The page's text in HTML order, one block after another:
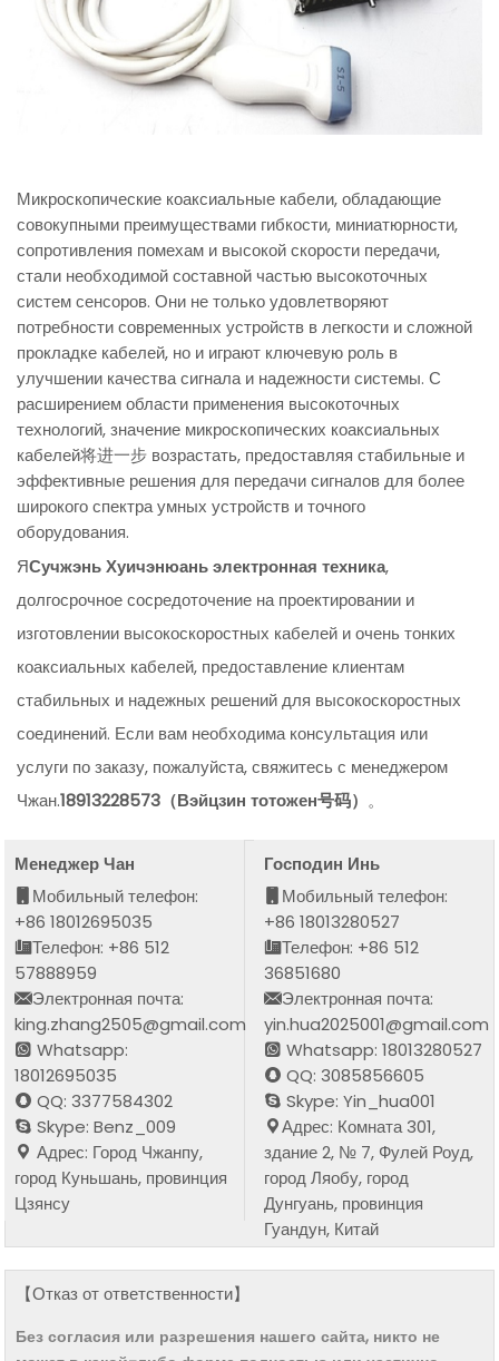
Микроскопические коаксиальные кабели, обладающие
совокупными преимуществами гибкости, миниатюрности,
сопротивления помехам и высокой скорости передачи,
стали необходимой составной частью высокоточных
систем сенсоров. Они не только удовлетворяют
потребности современных устройств в легкости и сложной
прокладке кабелей, но и играют ключевую роль в
улучшении качества сигнала и надежности системы. С
расширением области применения высокоточных
технологий, значение микроскопических коаксиальных
кабелей将进一步 возрастать, предоставляя стабильные и
эффективные решения для передачи сигналов для более
широкого спектра умных устройств и точного
оборудования.
ЯСучжэнь Хуичэнюань электронная техника,
долгосрочное сосредоточение на проектировании и
изготовлении высокоскоростных кабелей и очень тонких
коаксиальных кабелей, предоставление клиентам
стабильных и надежных решений для высокоскоростных
соединений. Если вам необходима консультация или
услуги по заказу, пожалуйста, свяжитесь с менеджером
Чжан.18913228573（Вэйцзин тотожен号码） 。
Менеджер Чан
Мобильный телефон:
+86 18012695035
Телефон: +86 512
57888959
Электронная почта:
king.zhang2505@gmail.com
Whatsapp:
18012695035
QQ: 3377584302
Skype: Benz_009
Адрес: Город Чжанпу,
город Куньшань, провинция
Цзянсу
Господин Инь
Мобильный телефон:
+86 18013280527
Телефон: +86 512
36851680
Электронная почта:
yin.hua2025001@gmail.com
Whatsapp: 18013280527
QQ: 3085856605
Skype: Yin_hua001
Адрес: Комната 301,
здание 2, № 7, Фулей Роуд,
город Ляобу, город
Дунгуань, провинция
Гуандун, Китай
【Отказ от ответственности】
Без согласия или разрешения нашего сайта, никто не